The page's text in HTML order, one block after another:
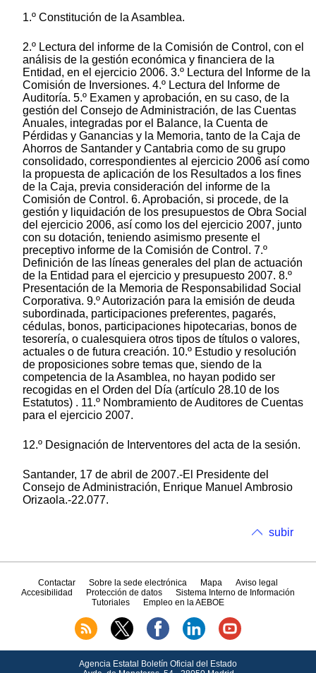
1.º Constitución de la Asamblea.
2.º Lectura del informe de la Comisión de Control, con el
análisis de la gestión económica y financiera de la
Entidad, en el ejercicio 2006. 3.º Lectura del Informe de la
Comisión de Inversiones. 4.º Lectura del Informe de
Auditoría. 5.º Examen y aprobación, en su caso, de la
gestión del Consejo de Administración, de las Cuentas
Anuales, integradas por el Balance, la Cuenta de
Pérdidas y Ganancias y la Memoria, tanto de la Caja de
Ahorros de Santander y Cantabria como de su grupo
consolidado, correspondientes al ejercicio 2006 así como
la propuesta de aplicación de los Resultados a los fines
de la Caja, previa consideración del informe de la
Comisión de Control. 6. Aprobación, si procede, de la
gestión y liquidación de los presupuestos de Obra Social
del ejercicio 2006, así como los del ejercicio 2007, junto
con su dotación, teniendo asimismo presente el
preceptivo informe de la Comisión de Control. 7.º
Definición de las líneas generales del plan de actuación
de la Entidad para el ejercicio y presupuesto 2007. 8.º
Presentación de la Memoria de Responsabilidad Social
Corporativa. 9.º Autorización para la emisión de deuda
subordinada, participaciones preferentes, pagarés,
cédulas, bonos, participaciones hipotecarias, bonos de
tesorería, o cualesquiera otros tipos de títulos o valores,
actuales o de futura creación. 10.º Estudio y resolución
de proposiciones sobre temas que, siendo de la
competencia de la Asamblea, no hayan podido ser
recogidas en el Orden del Día (artículo 28.10 de los
Estatutos) . 11.º Nombramiento de Auditores de Cuentas
para el ejercicio 2007.
12.º Designación de Interventores del acta de la sesión.
Santander, 17 de abril de 2007.-El Presidente del
Consejo de Administración, Enrique Manuel Ambrosio
Orizaola.-22.077.
subir
Contactar Sobre la sede electrónica Mapa
Aviso legal
Accesibilidad
Protección de datos
Sistema Interno de Información
Tutoriales
Empleo en la AEBOE
Agencia Estatal Boletín Oficial del Estado